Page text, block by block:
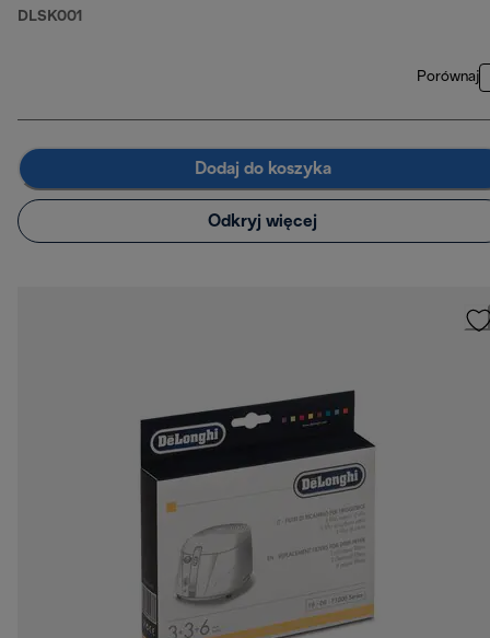
DLSK001
Porównaj
Dodaj do koszyka
Odkryj więcej